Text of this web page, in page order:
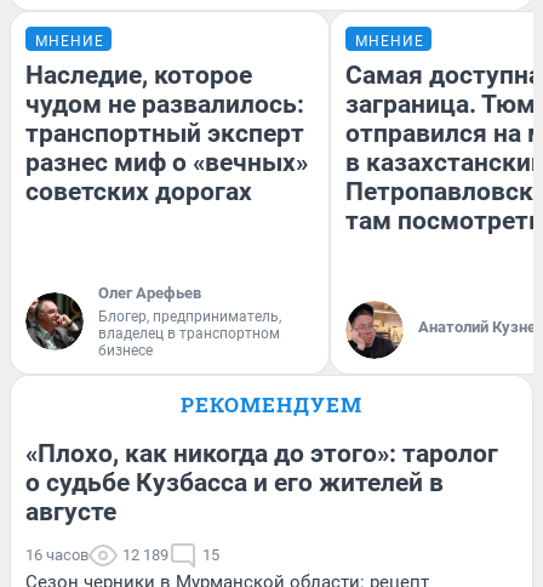
МНЕНИЕ
Наследие, которое
чудом не развалилось:
транспортный эксперт
разнес миф о «вечных»
советских дорогах
Олег Арефьев
Блогер, предприниматель,
владелец в транспортном
бизнесе
МНЕНИЕ
Самая
заграница.
отправился на
в
там посмотреть
Анатолий
РЕКОМЕНДУЕМ
«Плохо, как никогда до этого»: таролог
о судьбе Кузбасса и его жителей в
августе
16 часов 12 189 15
Сезон черники в Мурманской области: рецепт